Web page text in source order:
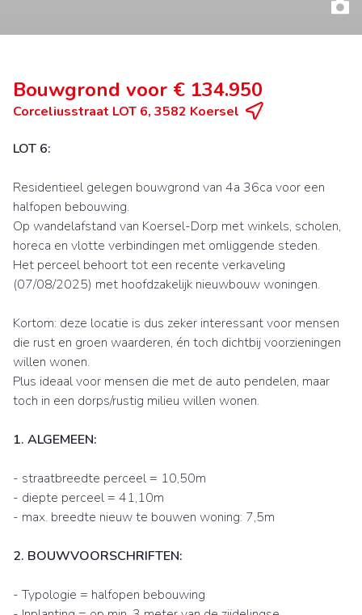
Bouwgrond voor € 134.950
Corceliusstraat LOT 6, 3582 Koersel
LOT 6:
Residentieel gelegen bouwgrond van 4a 36ca voor een
halfopen bebouwing.
Op wandelafstand van Koersel-Dorp met winkels, scholen,
horeca en vlotte verbindingen met omliggende steden.
Het perceel behoort tot een recente verkaveling
(07/08/2025) met hoofdzakelijk nieuwbouw woningen.
Kortom: deze locatie is dus zeker interessant voor mensen
die rust en groen waarderen, én toch dichtbij voorzieningen
willen wonen.
Plus ideaal voor mensen die met de auto pendelen, maar
toch in een dorps/rustig milieu willen wonen.
1. ALGEMEEN:
- straatbreedte perceel = 10,50m
- diepte perceel = 41,10m
- max. breedte nieuw te bouwen woning: 7,5m
2. BOUWVOORSCHRIFTEN:
- Typologie = halfopen bebouwing